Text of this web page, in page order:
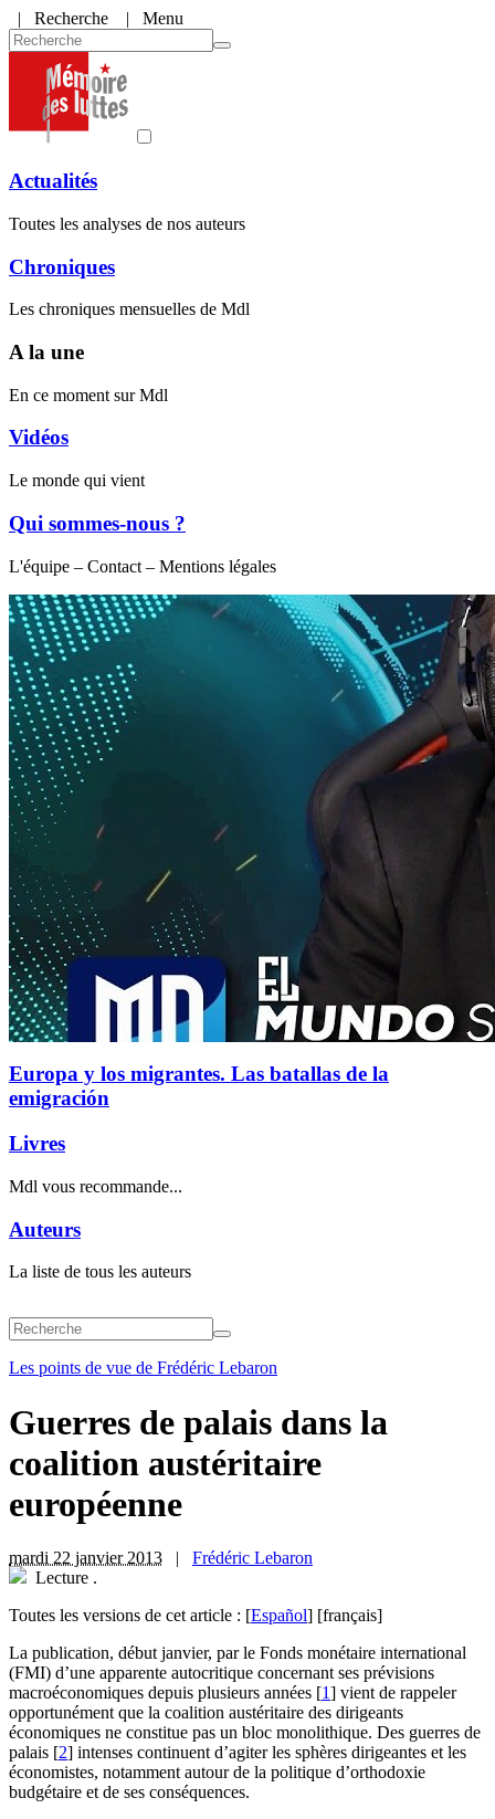
| Recherche | Menu
Actualités
Toutes les analyses de nos auteurs
Chroniques
Les chroniques mensuelles de Mdl
A la une
En ce moment sur Mdl
Vidéos
Le monde qui vient
Qui sommes-nous ?
L'équipe – Contact – Mentions légales
Europa y los migrantes. Las batallas de la
emigración
Livres
Mdl vous recommande...
Auteurs
La liste de tous les auteurs
Les points de vue de Frédéric Lebaron
Guerres de palais dans la
coalition austéritaire
européenne
mardi 22 janvier 2013 | Frédéric Lebaron
Lecture .
Toutes les versions de cet article : [Español] [français]
La publication, début janvier, par le Fonds monétaire international
(FMI) d’une apparente autocritique concernant ses prévisions
macroéconomiques depuis plusieurs années [1] vient de rappeler
opportunément que la coalition austéritaire des dirigeants
économiques ne constitue pas un bloc monolithique. Des guerres de
palais [2] intenses continuent d’agiter les sphères dirigeantes et les
économistes, notamment autour de la politique d’orthodoxie
budgétaire et de ses conséquences.